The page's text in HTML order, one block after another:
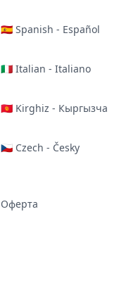
🇪🇸 Spanish - Español
🇮🇹 Italian - Italiano
🇰🇬 Kirghiz - Кыргызча
🇨🇿 Czech - Česky
Оферта